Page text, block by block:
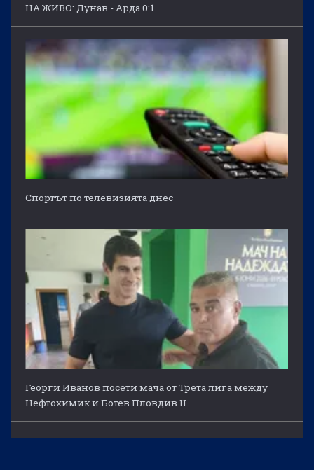
НА ЖИВО: Дунав - Арда 0:1
Спортът по телевизията днес
Георги Иванов посети мача от Трета лига между
Нефтохимик и Ботев Пловдив II